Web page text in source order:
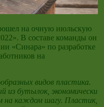
на очную июльскую
В составе команды он
«Синара» по разработке
на
видов пластика.
из бутылок, экономически
на каждом шагу. Пластик,